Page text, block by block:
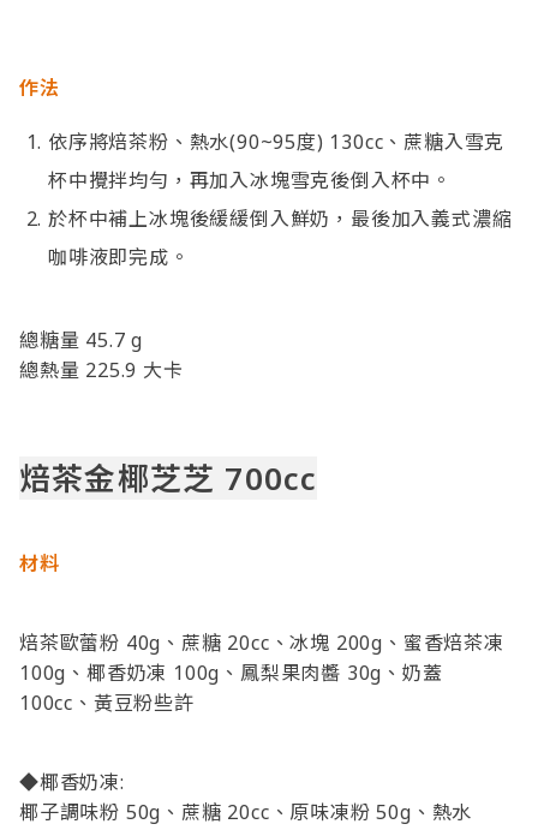
作法
依序將焙茶粉、熱水(90~95度) 130cc、蔗糖入雪克
杯中攪拌均勻，再加入冰塊雪克後倒入杯中。
於杯中補上冰塊後緩緩倒入鮮奶，最後加入義式濃縮
咖啡液即完成。
總糖量 45.7 g
總熱量 225.9 大卡
焙茶金椰芝芝 700cc
材料
焙茶歐蕾粉 40g、蔗糖 20cc、冰塊 200g、蜜香焙茶凍
100g、椰香奶凍 100g、鳳梨果肉醬 30g、奶蓋
100cc、黃豆粉些許
◆椰香奶凍:
椰子調味粉 50g、蔗糖 20cc、原味凍粉 50g、熱水